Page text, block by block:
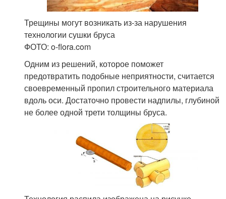
Трещины могут возникать из-за нарушения
технологии сушки бруса
ФОТО: o-flora.com
Одним из решений, которое поможет
предотвратить подобные неприятности, считается
своевременный пропил строительного материала
вдоль оси. Достаточно провести надпилы, глубиной
не более одной трети толщины бруса.